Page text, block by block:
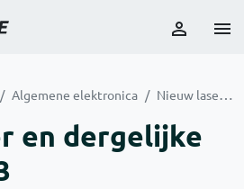
Algemene elektronica Nieuw laser en dergelijke topic deel 3
en dergelijke